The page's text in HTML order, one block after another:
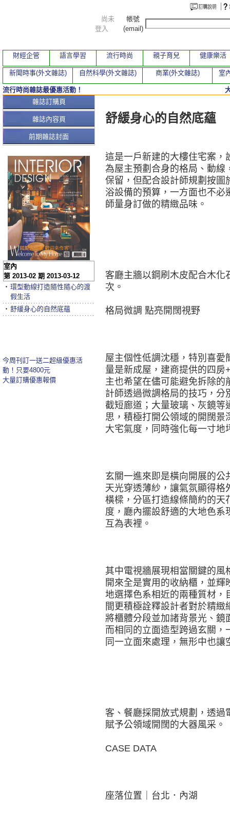
本期文章
舒緩身心的自然底蘊
這是一戶新建的大樓住宅案，
為屋主預劃合身的格局、動線
保留，但配合設計師規劃按圖
浴設備的預算，一方面也不
師量身訂做的精緻品味。
客廳主牆以鋼刷木皮配合木化
次。
格局微調 點亮開闊視野
屋主個性低調沈穩，特別喜
量是新成屋，建商提供的四
主也希望在儘可能避免拆除
計師透過微調格局的技巧，
截短廊道；大量玻璃、灰鏡
思，積極打開公領域的開闊
大宅氣度，同時強化每一寸地
玄關一進來即是橫向開展的
天光穿透薄紗，讓氣氛顯得
橫樑，分區打造線條簡約的天
度，廳內擺設舒適的大地色
互為表裡。
其中電視牆展現相當關鍵的
開來全是實用的收納櫃，並
地選擇色系相近的兩種質材，
間更積極詮釋設計者對於精
將櫃體分段並加諸背景光、鏡
而相同的立面造型跨過玄關
同一立面來處理，無形中也讓
客、餐廳採開放式規劃，透過
賦予公領域開闊的大器風采。
CASE DATA
座落位置｜台北．內湖
雜誌訂購頁
雜誌內容頁
前期雜誌封面
室內
第 2013-02 期 2013-03-12
‧ 環型動線打造隨性隨心的渡
假生活
‧ 舒緩身心的自然底蘊
今周刊訂一送二超級優惠活
動！只要4800元
大量訂購優惠報價
尚未
登入
帳號
(email)
財經企管 語言學習 流行時尚 親子育兒 健康樂活
新聞時事(外文雜誌) 自然科學(外文雜誌) 商業(外文雜誌) 室
流行時尚雜誌最優惠活動！